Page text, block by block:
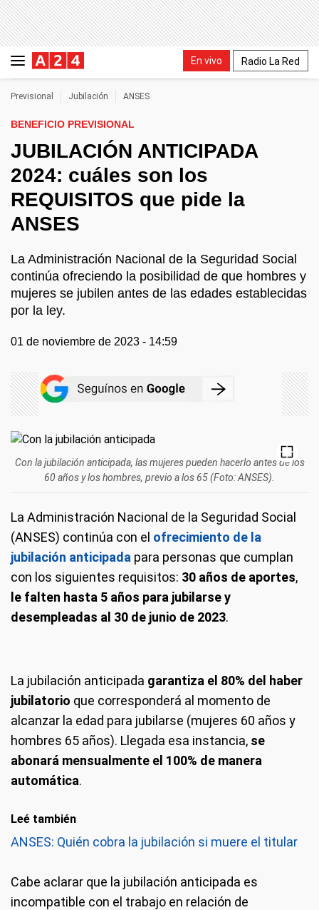
En vivo Radio La Red
Previsional Jubilación ANSES
BENEFICIO PREVISIONAL
JUBILACIÓN ANTICIPADA
2024: cuáles son los
REQUISITOS que pide la
ANSES
La Administración Nacional de la Seguridad Social
continúa ofreciendo la posibilidad de que hombres y
mujeres se jubilen antes de las edades establecidas
por la ley.
01 de noviembre de 2023 - 14:59
Con la jubilación anticipada, las mujeres pueden hacerlo antes de los
60 años y los hombres, previo a los 65 (Foto: ANSES).
La Administración Nacional de la Seguridad Social
(ANSES) continúa con el ofrecimiento de la
jubilación anticipada para personas que cumplan
con los siguientes requisitos: 30 años de aportes,
le falten hasta 5 años para jubilarse y
desempleadas al 30 de junio de 2023.
La jubilación anticipada garantiza el 80% del haber
jubilatorio que corresponderá al momento de
alcanzar la edad para jubilarse (mujeres 60 años y
hombres 65 años). Llegada esa instancia, se
abonará mensualmente el 100% de manera
automática.
Leé también
ANSES: Quién cobra la jubilación si muere el titular
Cabe aclarar que la jubilación anticipada es
incompatible con el trabajo en relación de